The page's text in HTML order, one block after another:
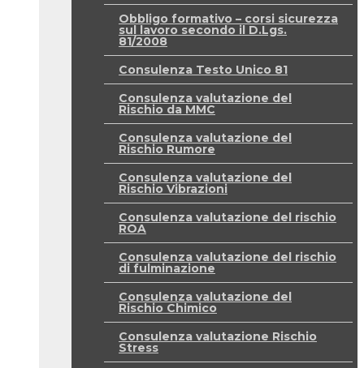
Obbligo formativo – corsi sicurezza
sul lavoro secondo il D.Lgs.
81/2008
Consulenza Testo Unico 81
Consulenza valutazione del
Rischio da MMC
Consulenza valutazione del
Rischio Rumore
Consulenza valutazione del
Rischio Vibrazioni
Consulenza valutazione del rischio
ROA
Consulenza valutazione del rischio
di fulminazione
Consulenza valutazione del
Rischio Chimico
Consulenza valutazione Rischio
Stress